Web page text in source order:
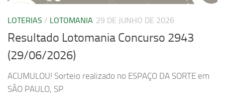
LOTERIAS / LOTOMANIA 29 DE JUNHO DE 2026
Resultado Lotomania Concurso 2943
(29/06/2026)
ACUMULOU! Sorteio realizado no ESPAÇO DA SORTE em
SÃO PAULO, SP